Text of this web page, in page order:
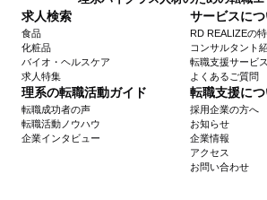
求人検索
食品
化粧品
バイオ・ヘルスケア
求人特集
サービスに
RD REALIZEの
コンサルタント
転職支援サービ
よくあるご質問
理系の転職活動ガイド
転職成功者の声
転職活動ノウハウ
企業インタビュー
転職支援に
採用企業の方へ
お知らせ
企業情報
アクセス
お問い合わせ